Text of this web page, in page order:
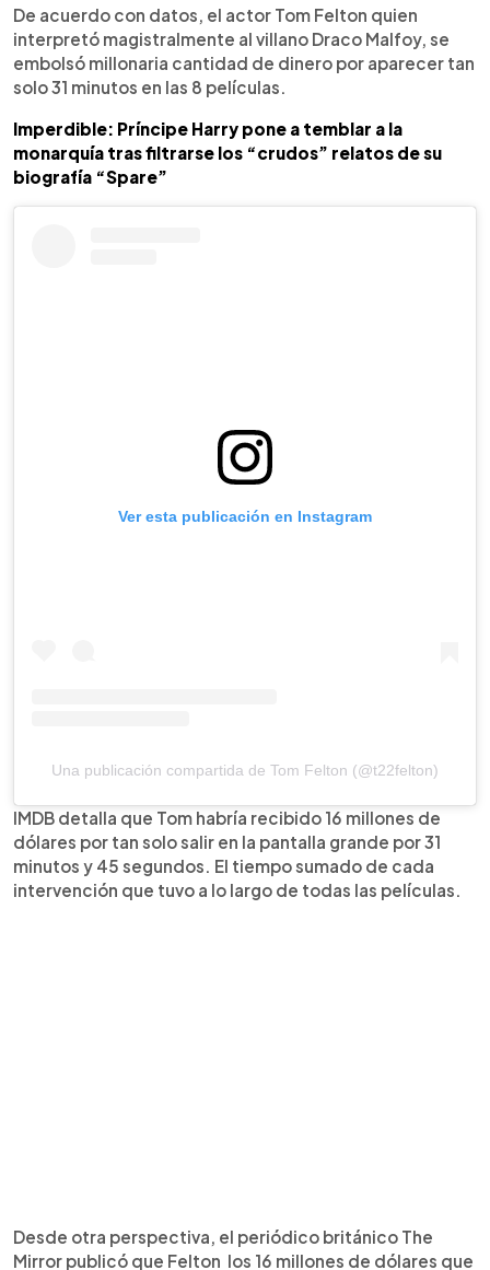
De acuerdo con datos, el actor Tom Felton quien
interpretó magistralmente al villano Draco Malfoy, se
embolsó millonaria cantidad de dinero por aparecer tan
solo 31 minutos en las 8 películas.
Imperdible: Príncipe Harry pone a temblar a la
monarquía tras filtrarse los “crudos” relatos de su
biografía “Spare”
Ver esta publicación en Instagram
Una publicación compartida de Tom Felton (@t22felton)
IMDB detalla que Tom habría recibido 16 millones de
dólares por tan solo salir en la pantalla grande por 31
minutos y 45 segundos. El tiempo sumado de cada
intervención que tuvo a lo largo de todas las películas.
Desde otra perspectiva, el periódico británico The
Mirror publicó que Felton los 16 millones de dólares que